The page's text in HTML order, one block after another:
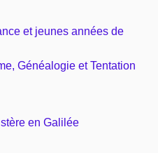
et jeunes années de
Généalogie et Tentation
en Galilée